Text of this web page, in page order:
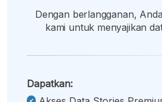
Dengan berlangganan,
kami untuk menyajikan
Dapatkan: